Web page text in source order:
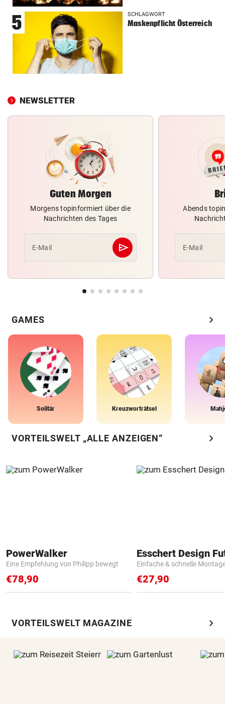
5 SCHLAGWORT
Maskenpflicht Österreich
NEWSLETTER
Guten Morgen
Morgens topinformiert über die
Nachrichten des Tages
E-Mail send
Abschicken
Abends
E-Mail
GAMES chevron_right
Solitär Kreuzworträtsel
VORTEILSWELT „ALLE ANZEIGEN“ chevron_right
PowerWalker
Eine Empfehlung von Philipp bewegt
€78,90
Einfache & schnelle
€27,90
VORTEILSWELT MAGAZINE chevron_right